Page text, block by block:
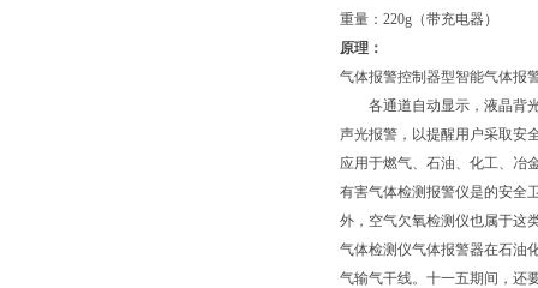
重量：220g（带充电器）
原理：
气体报警控制器型智能气体报
各通道自动显示，液晶背光
声光报警，以提醒用户采取安
应用于燃气、石油、化工、冶
有害气体检测报警仪是的安全
外，空气欠氧检测仪也属于这
气体检测仪气体报警器在石油
气输气干线。十一五期间，还